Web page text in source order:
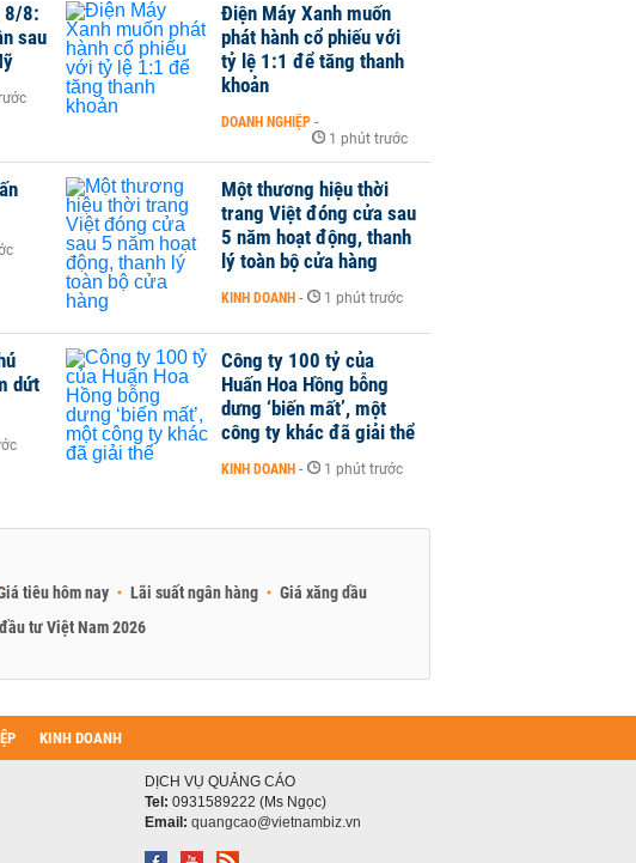
8/8:
sau
Điện Máy Xanh muốn
phát hành cổ phiếu với
tỷ lệ 1:1 để tăng thanh
khoản
DOANH NGHIỆP -
1 phút trước
Một thương hiệu thời
trang Việt đóng cửa sau
5 năm hoạt động, thanh
lý toàn bộ cửa hàng
KINH DOANH - 1 phút trước
dứt
Công ty 100 tỷ của
Huấn Hoa Hồng bỗng
dưng ‘biến mất’, một
công ty khác đã giải thể
KINH DOANH - 1 phút trước
tiêu hôm nay Lãi suất ngân hàng
Giá xăng dầu
tư Việt Nam 2026
KINH DOANH
DỊCH VỤ QUẢNG CÁO
Tel: 0931589222 (Ms Ngọc)
Email: quangcao@vietnambiz.vn